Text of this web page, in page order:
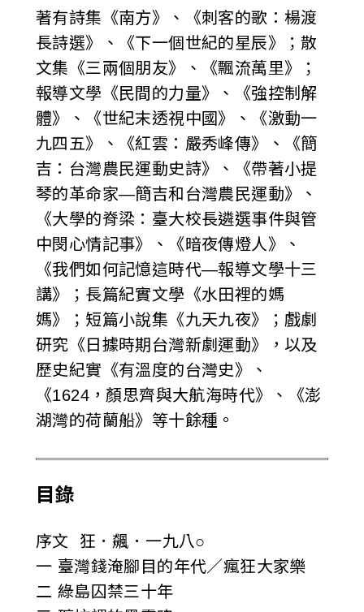
著有詩集《南方》、《刺客的歌：楊渡
長詩選》、《下一個世紀的星辰》；散
文集《三兩個朋友》、《飄流萬里》；
報導文學《民間的力量》、《強控制解
體》、《世紀末透視中國》、《激動一
九四五》、《紅雲：嚴秀峰傳》、《簡
吉：台灣農民運動史詩》、《帶著小提
琴的革命家—簡吉和台灣農民運動》、
《大學的脊梁：臺大校長遴選事件與管
中閔心情記事》、《暗夜傳燈人》、
《我們如何記憶這時代—報導文學十三
講》；長篇紀實文學《水田裡的媽
媽》；短篇小說集《九天九夜》；戲劇
研究《日據時期台灣新劇運動》，以及
歷史紀實《有溫度的台灣史》、
《1624，顏思齊與大航海時代》、《澎
湖灣的荷蘭船》等十餘種。
目錄
序文 狂．飆．一九八○
一 臺灣錢淹腳目的年代／瘋狂大家樂
二 綠島囚禁三十年